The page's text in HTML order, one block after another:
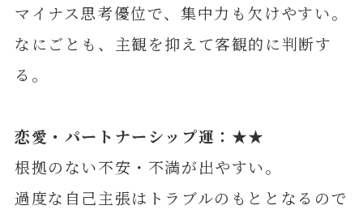
マイナス思考優位で、集中力も欠けやすい。
なにごとも、主観を抑えて客観的に判断す
る。
恋愛・パートナーシップ運：★★
根拠のない不安・不満が出やすい。
過度な自己主張はトラブルのもととなるので